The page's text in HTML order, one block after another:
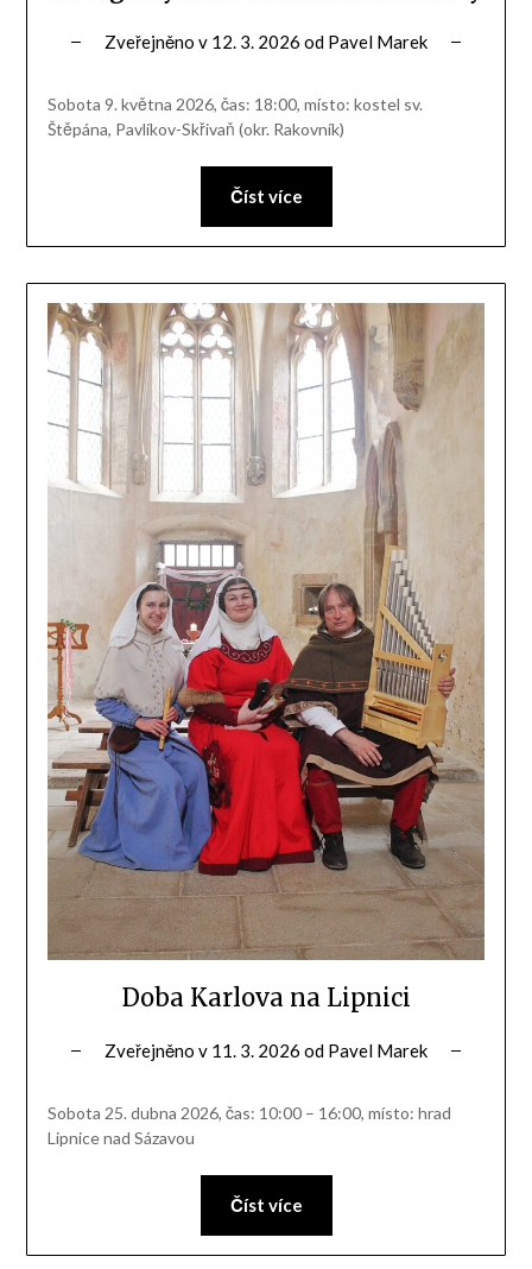
Zveřejněno v 12. 3. 2026 od Pavel Marek
Sobota 9. května 2026, čas: 18:00, místo: kostel sv.
Štěpána, Pavlíkov-Skřivaň (okr. Rakovník)
Číst více
Doba Karlova na Lipnici
Zveřejněno v 11. 3. 2026 od Pavel Marek
Sobota 25. dubna 2026, čas: 10:00 – 16:00, místo: hrad
Lipnice nad Sázavou
Číst více